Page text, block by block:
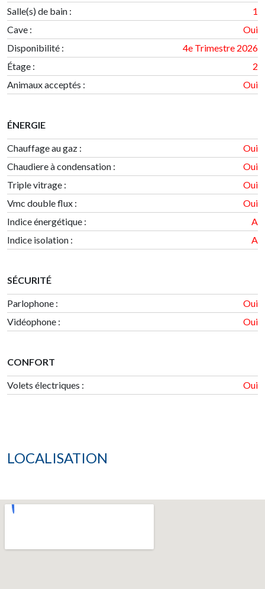
Salle(s) de bain :
1
Cave :
Oui
Disponibilité :
4e Trimestre 2026
Étage :
2
Animaux acceptés :
Oui
ÉNERGIE
Chauffage au gaz :
Oui
Chaudiere à condensation :
Oui
Triple vitrage :
Oui
Vmc double flux :
Oui
Indice énergétique :
A
Indice isolation : A
SÉCURITÉ
Parlophone :
Oui
Vidéophone :
Oui
CONFORT
Volets électriques : Oui
LOCALISATION